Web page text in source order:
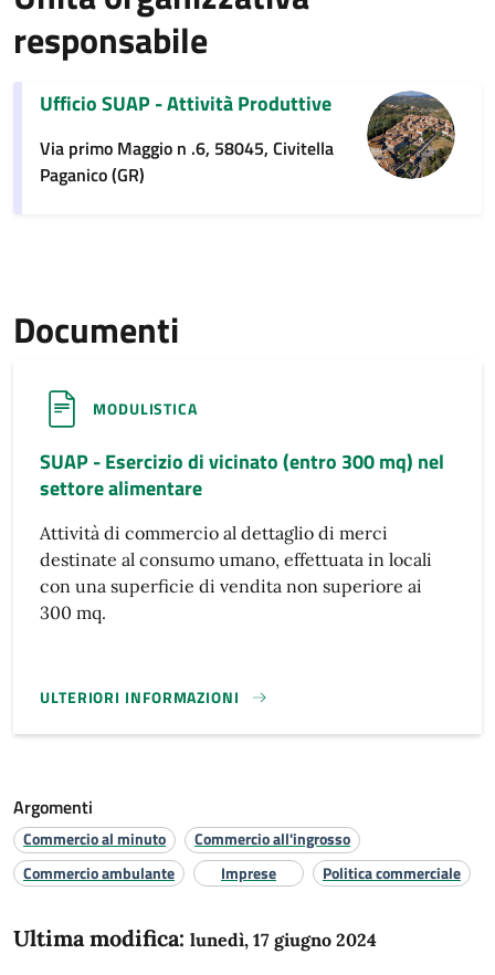
responsabile
Ufficio SUAP - Attività Produttive
Via primo Maggio n .6, 58045, Civitella
Paganico (GR)
Documenti
MODULISTICA
SUAP - Esercizio di vicinato (entro 300 mq) nel
settore alimentare
Attività di commercio al dettaglio di merci
destinate al consumo umano, effettuata in locali
con una superficie di vendita non superiore ai
300 mq.
ULTERIORI INFORMAZIONI
SUAP - ESERCIZIO DI VICINATO (ENTRO 300 MQ) NEL
Argomenti
Commercio al minuto
Commercio all'ingrosso
Commercio ambulante
Imprese Politica commerciale
Ultima modifica: lunedì, 17 giugno 2024